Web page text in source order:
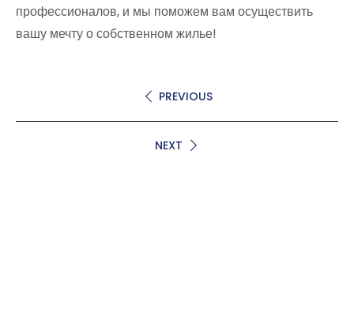
профессионалов, и мы поможем вам осуществить
вашу мечту о собственном жилье!
PREVIOUS
NEXT